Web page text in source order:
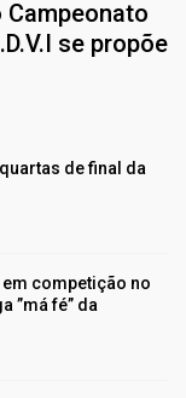
Campeonato
se propõe
de final da
em competição no
”má fé” da